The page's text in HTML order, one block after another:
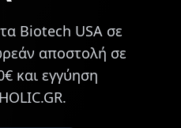
Biotech USA σε
αποστολή σε
και εγγύηση